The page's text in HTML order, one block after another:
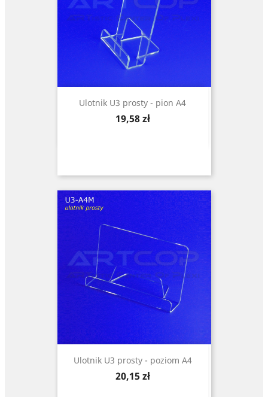
Ulotnik U3 prosty - pion A4
Cena
19,58 zł
Ulotnik U3 prosty - poziom A4
Cena
20,15 zł